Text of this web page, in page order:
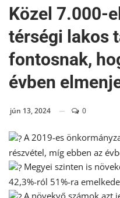
Közel 7.000-
térségi lakos
fontosnak,
évben
jún 13, 2024 0
A 2019-es
részvétel, míg ebben az
Megyei szinten is
42,3%-ról 51%-ra
A növekvő számok azt